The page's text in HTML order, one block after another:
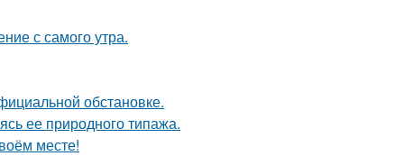
с самого утра.
обстановке.
ее природного типажа.
месте!